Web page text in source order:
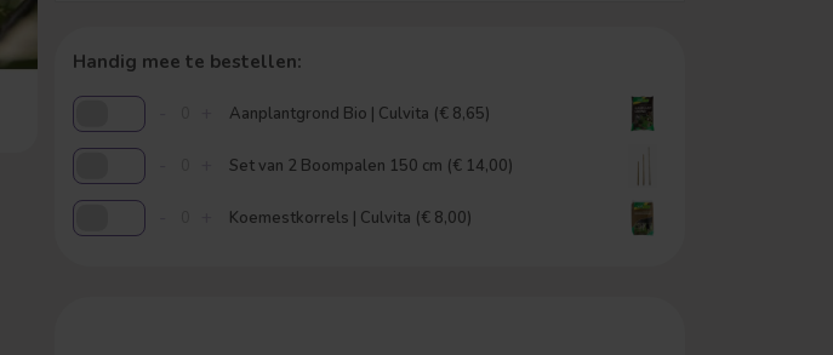
Handig mee te bestellen:
Aanplantgrond Bio | Culvita (€ 8,65)
Set van 2 Boompalen 150 cm (€ 14,00)
Koemestkorrels | Culvita (€ 8,00)